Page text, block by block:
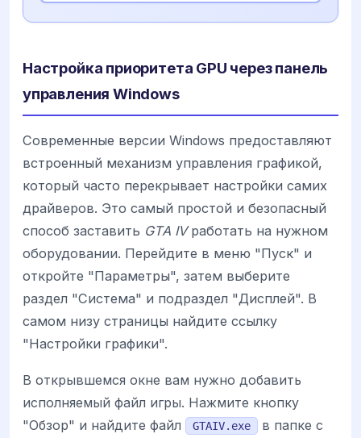
Настройка приоритета GPU через панель
управления Windows
Современные версии Windows предоставляют
встроенный механизм управления графикой,
который часто перекрывает настройки самих
драйверов. Это самый простой и безопасный
способ заставить GTA IVработать на нужном
оборудовании. Перейдите в меню "Пуск" и
откройте "Параметры", затем выберите
раздел "Система" и подраздел "Дисплей". В
самом низу страницы найдите ссылку
"Настройки графики".
В открывшемся окне вам нужно добавить
исполняемый файл игры. Нажмите кнопку
"Обзор" и найдите файл
GTAIV.exe
в папке с